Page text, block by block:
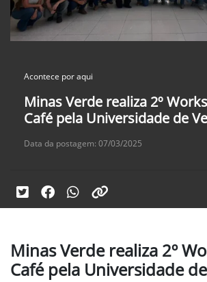
Acontece por aqui
Minas Verde realiza 2º
Café pela Universidade de
Data da postagem: 07/03/2025
Minas Verde realiza 2º
Café pela Universidade